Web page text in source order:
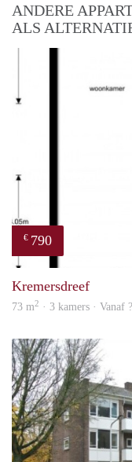
ANDERE
ALS
€ 790
Kremersdreef
73 m2 · 3 kamers · Vanaf